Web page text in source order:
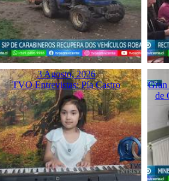
3 Agosto, 2026
TVO Entrevistas: Pía Castro
de